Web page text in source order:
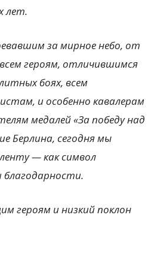
лет.
за мирное небо, от
героям, отличившимся
боях, всем
и особенно кавалерам
медалей «За победу над
Берлина, сегодня мы
— как символ
героям и низкий поклон